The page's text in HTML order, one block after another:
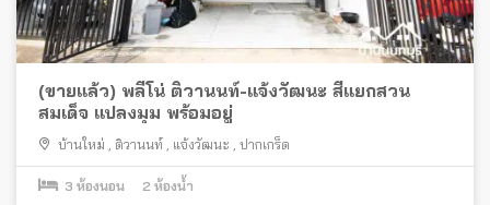
(ขายแล้ว) พลีโน่ ติวานนท์-แจ้งวัฒนะ สี่แยกสวน
สมเด็จ แปลงมุม พร้อมอยู่
บ้านใหม่ ติวานนท์ แจ้งวัฒนะ ปากเกร็ด
3 ห้องนอน 2 ห้องน้ำ